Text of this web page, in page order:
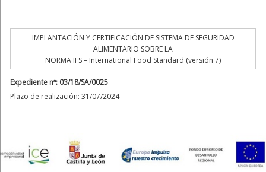
IMPLANTACIÓN Y CERTIFICACIÓN DE SISTEMA DE SEGURIDAD
ALIMENTARIO SOBRE LA
NORMA IFS – International Food Standard (versión 7)
Expediente nº: 03/18/SA/0025
Plazo de realización: 31/07/2024